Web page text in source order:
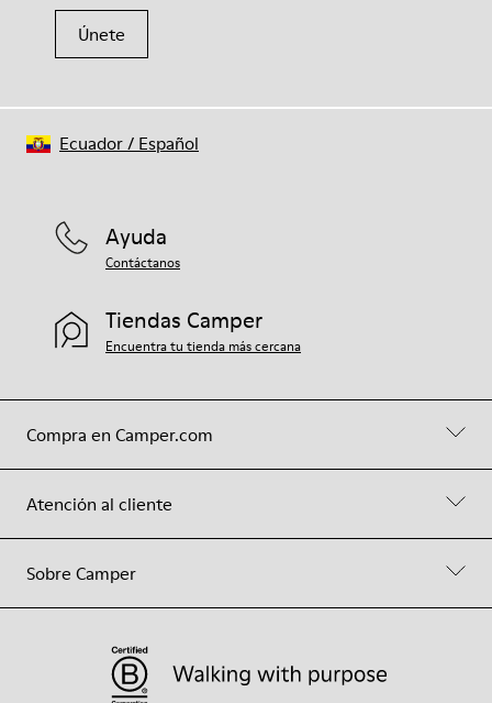
Únete
Compra en Camper.com
Atención al cliente
Sobre Camper
Ayuda
Contáctanos
Tiendas Camper
Encuentra tu tienda más cercana
Ecuador/ Español